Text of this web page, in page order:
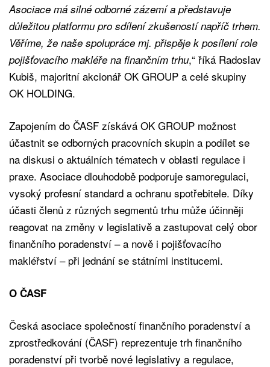
Asociace má silné odborné zázemí a představuje
důležitou platformu pro sdílení zkušeností napříč trhem.
Věříme, že naše spolupráce mj. přispěje k posílení role
pojišťovacího makléře na finančním trhu,“ říká Radoslav
Kubiš, majoritní akcionář OK GROUP a celé skupiny
OK HOLDING.
Zapojením do ČASF získává OK GROUP možnost
účastnit se odborných pracovních skupin a podílet se
na diskusi o aktuálních tématech v oblasti regulace i
praxe. Asociace dlouhodobě podporuje samoregulaci,
vysoký profesní standard a ochranu spotřebitele. Díky
účasti členů z různých segmentů trhu může účinněji
reagovat na změny v legislativě a zastupovat celý obor
finančního poradenství – a nově i pojišťovacího
makléřství – při jednání se státními institucemi.
O ČASF
Česká asociace společností finančního poradenství a
zprostředkování (ČASF) reprezentuje trh finančního
poradenství při tvorbě nové legislativy a regulace,